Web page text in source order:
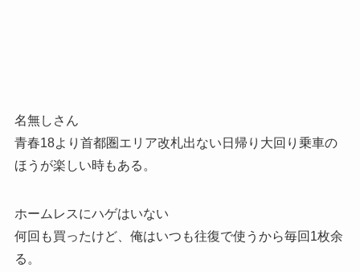
名無しさん
青春18より首都圏エリア改札出ない日帰り大回り乗車の
ほうが楽しい時もある。
ホームレスにハゲはいない
何回も買ったけど、俺はいつも往復で使うから毎回1枚余
る。